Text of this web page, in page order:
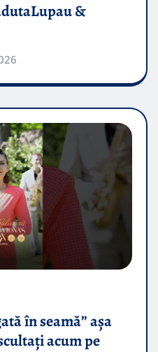
&
în seamă” așa
acum pe